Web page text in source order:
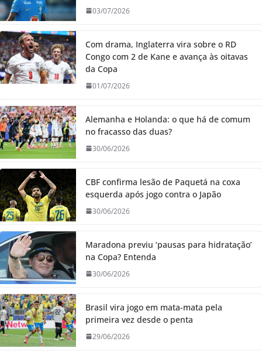
03/07/2026
Com drama, Inglaterra vira sobre o RD
Congo com 2 de Kane e avança às oitavas
da Copa
01/07/2026
Alemanha e Holanda: o que há de comum
no fracasso das duas?
30/06/2026
CBF confirma lesão de Paquetá na coxa
esquerda após jogo contra o Japão
30/06/2026
Maradona previu ‘pausas para hidratação’
na Copa? Entenda
30/06/2026
Brasil vira jogo em mata-mata pela
primeira vez desde o penta
29/06/2026